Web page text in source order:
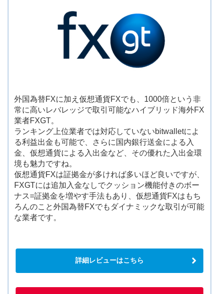
外国為替FXに加え仮想通貨FXでも、1000倍という非
常に高いレバレッジで取引可能なハイブリッド海外FX
業者FXGT。
ランキング上位業者では対応していないbitwalletによ
る利益出金も可能で、さらに国内銀行送金による入
金、仮想通貨による入出金など、その優れた入出金環
境も魅力ですね。
仮想通貨FXは証拠金が多ければ多いほど良いですが、
FXGTには追加入金なしでクッション機能付きのボー
ナス=証拠金を増やす手法もあり、仮想通貨FXはもち
ろんのこと外国為替FXでもダイナミックな取引が可能
な業者です。
詳細レビューはこちら